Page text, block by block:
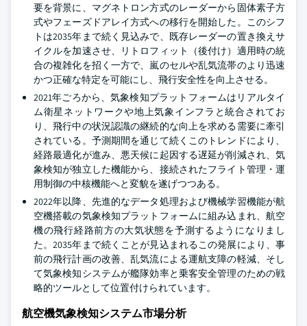
要を背景に、マグネトロン方式のレーダーから固体素子方
式やフェーズドアレイ方式への移行を開始した。このシフ
トは2035年まで続く見込みで、既存レーダーの置き換えサ
イクルを加速させ、リトロフィット（後付け）適用時の統
合の複雑化を招く一方で、嵐のセルや乱気流帯のより迅速
かつ正確な特定を可能にし、飛行安全性を向上させる。
2021年ごろから、気象検知プラットフォームはリアルタイ
ム衛星ネットワークや地上気象インフラと統合されてお
り、飛行中の状況認識の継続的な向上を求める需要に牽引
されている。予測期間を通じて続くこのトレンドにより、
経路最適化が進み、悪天候に起因する遅延が削減され、気
象検知が独立した機能から、接続されたフライト管理・運
用制御の中核機能へと変貌を遂げつつある。
2022年以降、先進的なデータ処理および機械学習機能が航
空機搭載の気象検知プラットフォームに組み込まれ、航空
機の飛行経路前方の大気状態を予測するようになりまし
た。2035年まで続くことが見込まれるこの発展により、事
前の飛行計画の改善、乱気流による運航支障の軽減、そし
て気象検知システムが艦隊効率と乗客安全管理のための戦
略的ツールとして位置付けられています。
航空機気象検知システム市場分析